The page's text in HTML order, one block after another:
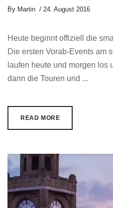
By Martin 24. August 2016
Heute beginnt offiziell die
Die ersten Vorab-Events am
laufen heute und morgen
dann die Touren und ...
READ MORE